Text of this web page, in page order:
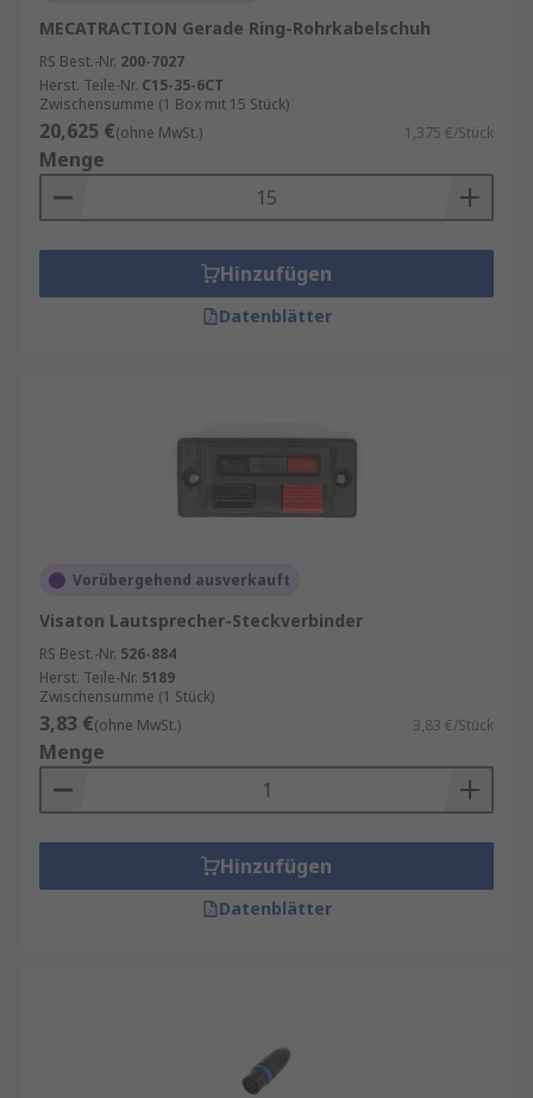
MECATRACTION Gerade Ring-Rohrkabelschuh
RS Best.-Nr. 200-7027
Herst. Teile-Nr. C15-35-6CT
Zwischensumme (1 Box mit 15 Stück)
20,625 €(ohne MwSt.) 1,375 €/Stück
Menge
Hinzufügen
Datenblätter
Vorübergehend ausverkauft
Visaton Lautsprecher-Steckverbinder
RS Best.-Nr. 526-884
Herst. Teile-Nr. 5189
Zwischensumme (1 Stück)
3,83 €(ohne MwSt.) 3,83 €/Stück
Menge
Hinzufügen
Datenblätter